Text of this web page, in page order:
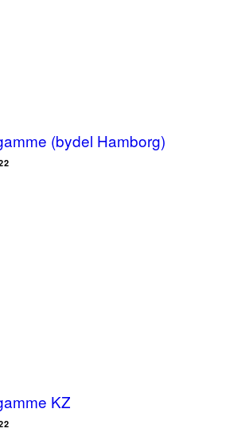
(bydel Hamborg)
KZ